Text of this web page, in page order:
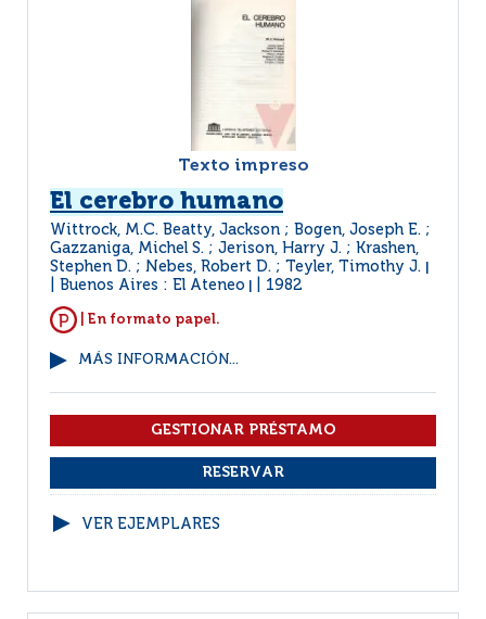
Texto impreso
El cerebro humano
Wittrock, M.C. Beatty, Jackson ; Bogen, Joseph E. ;
Gazzaniga, Michel S. ; Jerison, Harry J. ; Krashen,
Stephen D. ; Nebes, Robert D. ; Teyler, Timothy J.
Buenos Aires : El Ateneo 1982
| En formato papel.
MÁS INFORMACIÓN...
VER EJEMPLARES